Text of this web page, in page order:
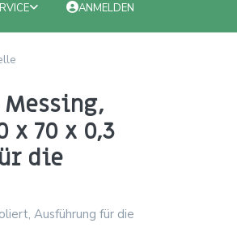
ANMELDEN
70 x 0,3
die
Ausführung für die